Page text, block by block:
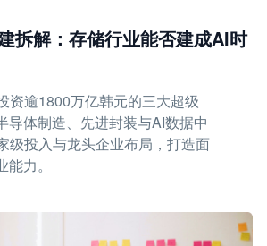
拆解：存储行业能否建成AI时
资逾1800万亿韩元的三大超级
导体制造、先进封装与AI数据中
级投入与龙头企业布局，打造面
力。